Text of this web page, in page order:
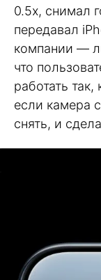
0.5x, снимал
передавал
компании —
что
работать
если камера
снять, и